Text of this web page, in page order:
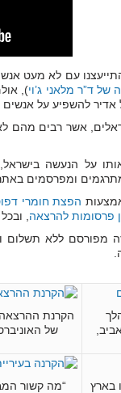
עם לא מעט
של ד”ר מלאני ג’וי),
להשפיע על אנשים
אשר רבים מהם
על הנעשה
ומפרסמים
הפצת חומרי
פרסומות להרצאה ,
מפורסם ללא תשלום
הקרנת
של
בארץ
“מה קשור